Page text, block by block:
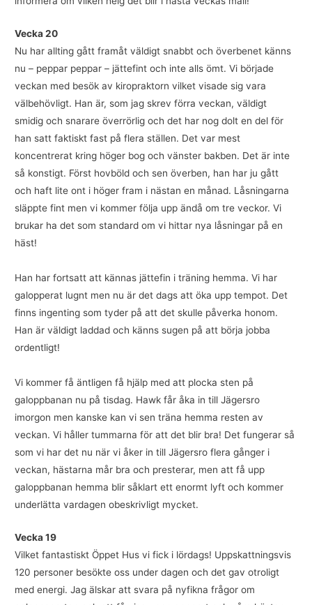
Vecka 20
Nu har allting gått framåt väldigt snabbt och överbenet känns
nu – peppar peppar – jättefint och inte alls ömt. Vi började
veckan med besök av kiropraktorn vilket visade sig vara
välbehövligt. Han är, som jag skrev förra veckan, väldigt
smidig och snarare överrörlig och det har nog dolt en del för
han satt faktiskt fast på flera ställen. Det var mest
koncentrerat kring höger bog och vänster bakben. Det är inte
så konstigt. Först hovböld och sen överben, han har ju gått
och haft lite ont i höger fram i nästan en månad. Låsningarna
släppte fint men vi kommer följa upp ändå om tre veckor. Vi
brukar ha det som standard om vi hittar nya låsningar på en
häst!
Han har fortsatt att kännas jättefin i träning hemma. Vi har
galopperat lugnt men nu är det dags att öka upp tempot. Det
finns ingenting som tyder på att det skulle påverka honom.
Han är väldigt laddad och känns sugen på att börja jobba
ordentligt!
Vi kommer få äntligen få hjälp med att plocka sten på
galoppbanan nu på tisdag. Hawk får åka in till Jägersro
imorgon men kanske kan vi sen träna hemma resten av
veckan. Vi håller tummarna för att det blir bra! Det fungerar så
som vi har det nu när vi åker in till Jägersro flera gånger i
veckan, hästarna mår bra och presterar, men att få upp
galoppbanan hemma blir såklart ett enormt lyft och kommer
underlätta vardagen obeskrivligt mycket.
Vecka 19
Vilket fantastiskt Öppet Hus vi fick i lördags! Uppskattningsvis
120 personer besökte oss under dagen och det gav otroligt
med energi. Jag älskar att svara på nyfikna frågor om